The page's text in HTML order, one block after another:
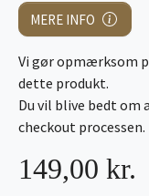
MERE INFO
149,00 kr.
Vi gør opmærksom
dette produkt.
Du vil blive bedt om
checkout processen.